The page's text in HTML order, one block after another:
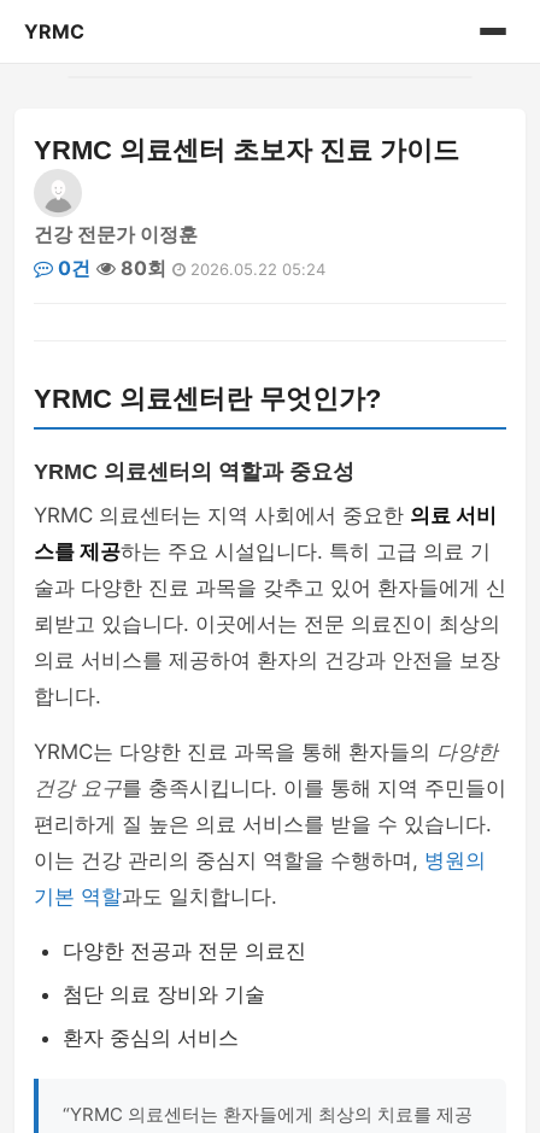
YRMC
의료 센터 정보
YRMC 의료센터 초보자 진료 가이드
건강 전문가 이정훈
0건
80회 2026.05.22 05:24
YRMC 의료센터란 무엇인가?
YRMC 의료센터의 역할과 중요성
YRMC 의료센터는 지역 사회에서 중요한 의료 서비
스를 제공하는 주요 시설입니다. 특히 고급 의료 기
술과 다양한 진료 과목을 갖추고 있어 환자들에게 신
뢰받고 있습니다. 이곳에서는 전문 의료진이 최상의
의료 서비스를 제공하여 환자의 건강과 안전을 보장
합니다.
YRMC는 다양한 진료 과목을 통해 환자들의 다양한
건강 요구를 충족시킵니다. 이를 통해 지역 주민들이
편리하게 질 높은 의료 서비스를 받을 수 있습니다.
이는 건강 관리의 중심지 역할을 수행하며, 병원의
기본 역할과도 일치합니다.
다양한 전공과 전문 의료진
첨단 의료 장비와 기술
환자 중심의 서비스
“YRMC 의료센터는 환자들에게 최상의 치료를 제공